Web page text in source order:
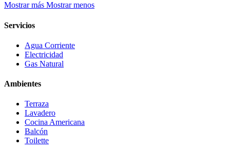
Mostrar más Mostrar menos
Servicios
Agua Corriente
Electricidad
Gas Natural
Ambientes
Terraza
Lavadero
Cocina Americana
Balcón
Toilette